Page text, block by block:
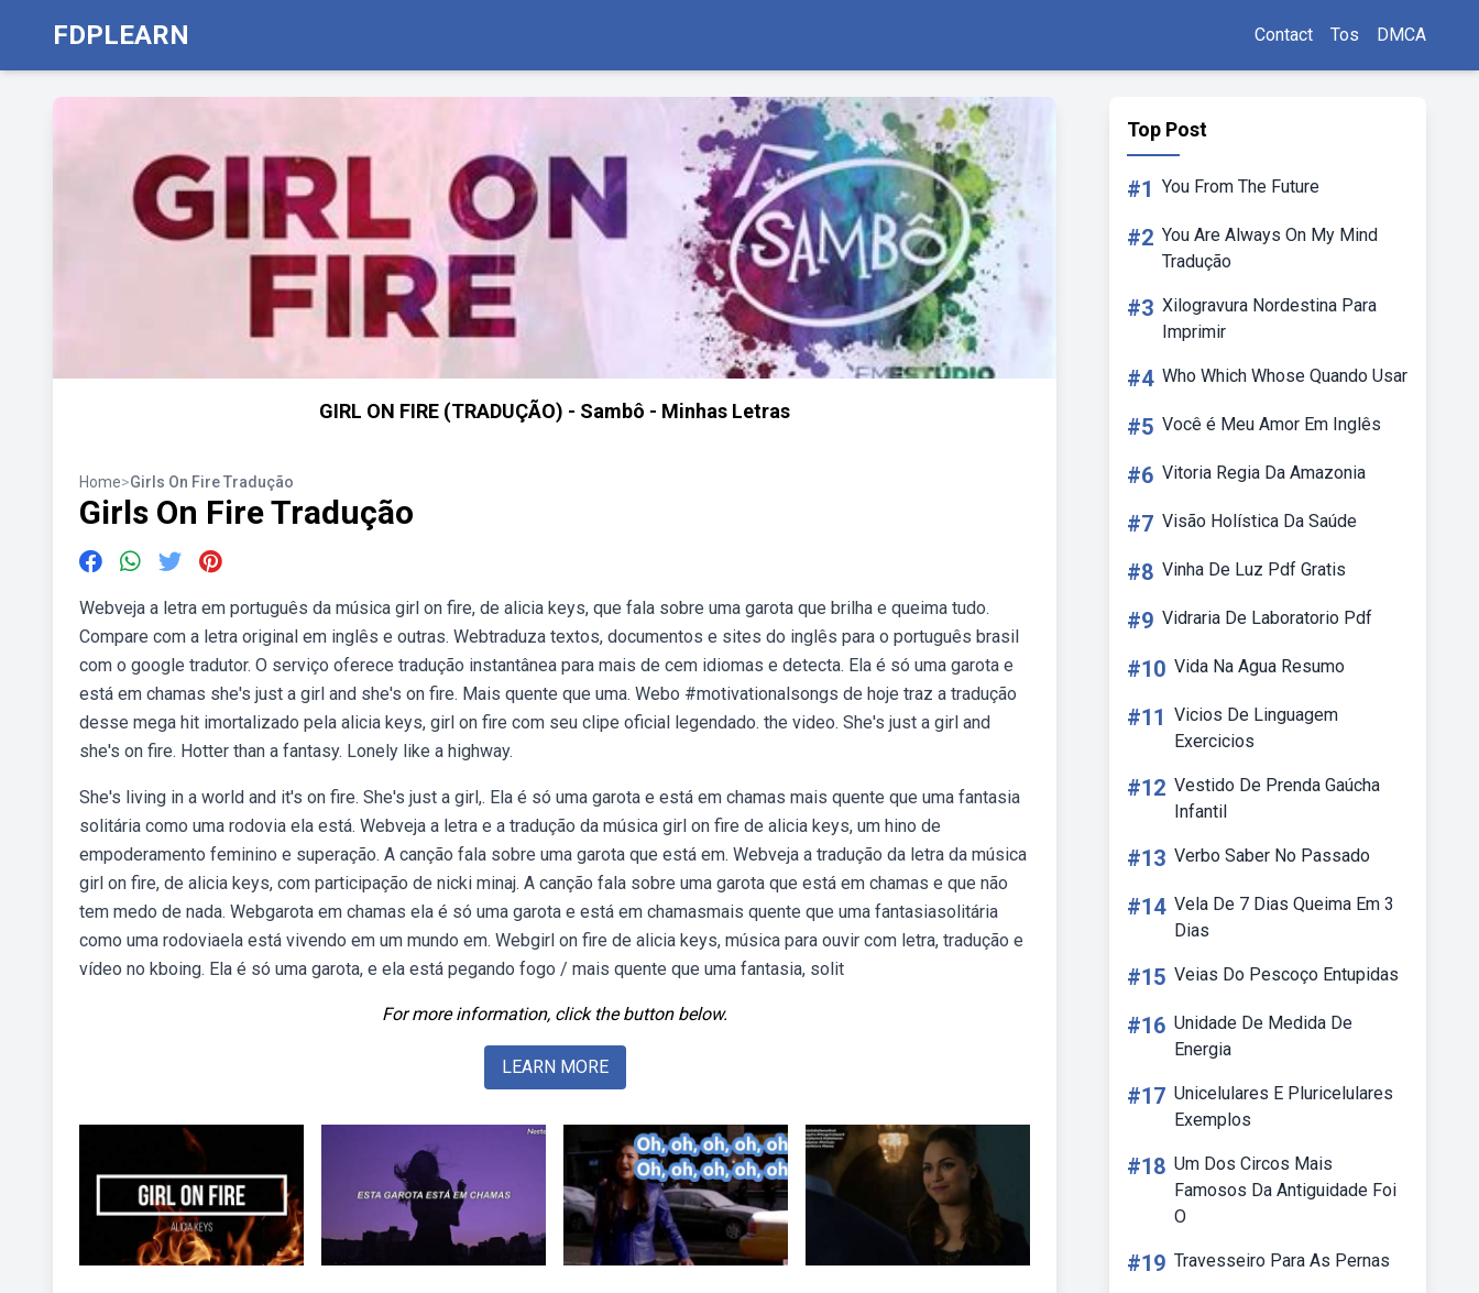
FDPLEARN Contact Tos DMCA
GIRL ON FIRE (TRADUÇÃO) - Sambô - Minhas Letras
Home>Girls On Fire Tradução
Girls On Fire Tradução
Webveja a letra em português da música girl on fire, de alicia keys, que fala sobre uma garota que brilha e queima tudo.
Compare com a letra original em inglês e outras. Webtraduza textos, documentos e sites do inglês para o português brasil
com o google tradutor. O serviço oferece tradução instantânea para mais de cem idiomas e detecta. Ela é só uma garota e
está em chamas she's just a girl and she's on fire. Mais quente que uma. Webo #motivationalsongs de hoje traz a tradução
desse mega hit imortalizado pela alicia keys, girl on fire com seu clipe oficial legendado. the video. She's just a girl and
she's on fire. Hotter than a fantasy. Lonely like a highway.
She's living in a world and it's on fire. She's just a girl,. Ela é só uma garota e está em chamas mais quente que uma fantasia
solitária como uma rodovia ela está. Webveja a letra e a tradução da música girl on fire de alicia keys, um hino de
empoderamento feminino e superação. A canção fala sobre uma garota que está em. Webveja a tradução da letra da música
girl on fire, de alicia keys, com participação de nicki minaj. A canção fala sobre uma garota que está em chamas e que não
tem medo de nada. Webgarota em chamas ela é só uma garota e está em chamasmais quente que uma fantasiasolitária
como uma rodoviaela está vivendo em um mundo em. Webgirl on fire de alicia keys, música para ouvir com letra, tradução e
vídeo no kboing. Ela é só uma garota, e ela está pegando fogo / mais quente que uma fantasia, solit
For more information, click the button below.
LEARN MORE
Top Post
#1 You From The Future
#2 You Are Always On My Mind
Tradução
#3 Xilogravura Nordestina Para
Imprimir
#4 Who Which Whose Quando Usar
#5 Você é Meu Amor Em Inglês
#6 Vitoria Regia Da Amazonia
#7 Visão Holística Da Saúde
#8 Vinha De Luz Pdf Gratis
#9 Vidraria De Laboratorio Pdf
#10 Vida Na Agua Resumo
#11 Vicios De Linguagem
Exercicios
#12 Vestido De Prenda Gaúcha
Infantil
#13 Verbo Saber No Passado
#14 Vela De 7 Dias Queima Em 3
Dias
#15 Veias Do Pescoço Entupidas
#16 Unidade De Medida De
Energia
#17 Unicelulares E Pluricelulares
Exemplos
#18 Um Dos Circos Mais
Famosos Da Antiguidade Foi
O
#19 Travesseiro Para As Pernas